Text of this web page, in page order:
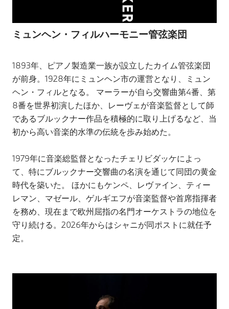
ミュンヘン・フィルハーモニー管弦楽団
1893年、ピアノ製造業一族が設立したカイム管弦楽団
が前身。1928年にミュンヘン市の運営となり、ミュン
ヘン・フィルとなる。 マーラーが自ら交響曲第4番、第
8番を世界初演したほか、レーヴェが音楽監督として師
であるブルックナー作品を積極的に取り上げるなど、当
初から高い音楽的水準の伝統を歩み始めた。
1979年に音楽総監督となったチェリビダッケによっ
て、特にブルックナー交響曲の名演を通じて同団の黄金
時代を築いた。 ほかにもケンペ、レヴァイン、ティー
レマン、マゼール、ゲルギエフが音楽監督や首席指揮者
を務め、現在まで欧州屈指の名門オーケストラの地位を
守り続ける。2026年からはシャニが同ポストに就任予
定。